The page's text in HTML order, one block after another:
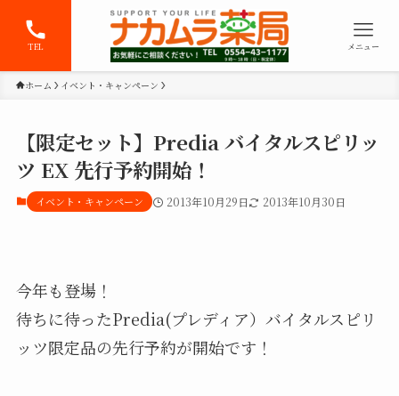
TEL メニュー
ホーム イベント・キャンペーン
【限定セット】Predia バイタルスピリッ
ツ EX 先行予約開始！
イベント・キャンペーン 2013年10月29日 2013年10月30日
今年も登場！
待ちに待ったPredia(プレディア）バイタルスピリ
ッツ限定品の先行予約が開始です！